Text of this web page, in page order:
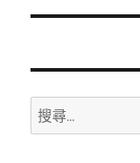
文
搜
尋